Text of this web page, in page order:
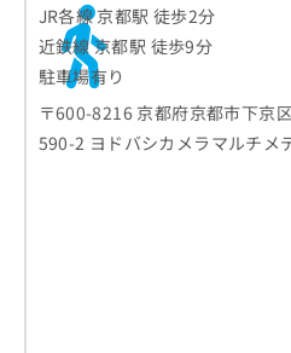
JR各線 京都駅 徒歩2分
近鉄線 京都駅 徒歩9分
駐車場有り
〒600-8216 京都府京都市下京
590-2 ヨドバシカメラマルチメ